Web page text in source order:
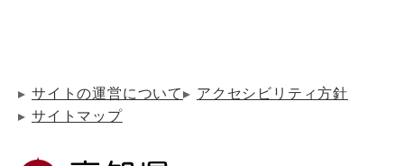
サイトの運営について
アクセシビリティ方針
サイトマップ